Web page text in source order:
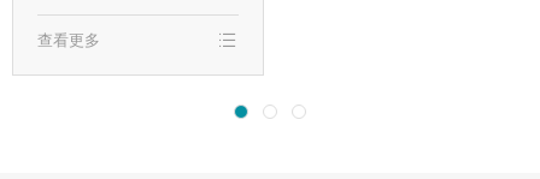
查看更多